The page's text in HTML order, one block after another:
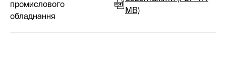
промислового
обладнання
MB)